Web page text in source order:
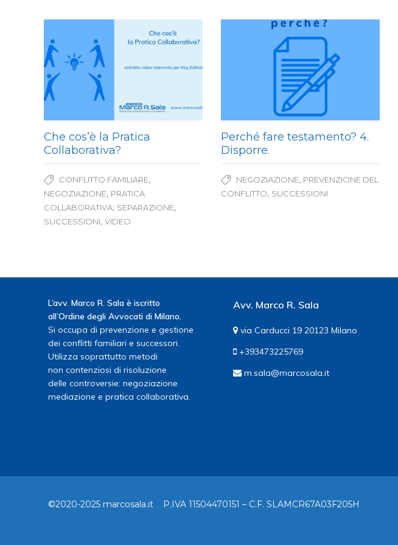
Che cos’è la Pratica
Collaborativa?
CONFLITTO FAMILIARE,
NEGOZIAZIONE, PRATICA
COLLABORATIVA, SEPARAZIONE,
SUCCESSIONI, VIDEO
Perché fare testamento? 4.
Disporre.
NEGOZIAZIONE, PREVENZIONE DEL
CONFLITTO, SUCCESSIONI
L’avv. Marco R. Sala è iscritto
all’Ordine degli Avvocati di Milano.
Si occupa di prevenzione e gestione
dei conflitti familiari e successori.
Utilizza soprattutto metodi
non contenziosi di risoluzione
delle controversie: negoziazione
mediazione e pratica collaborativa.
Avv. Marco R. Sala
via Carducci 19 20123 Milano
+393473225769
m.sala@marcosala.it
©2020-2025 marcosala.it P.IVA 11504470151 – C.F. SLAMCR67A03F205H